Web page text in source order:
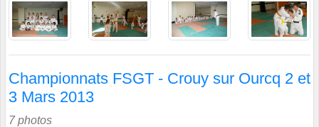
Championnats FSGT - Crouy sur Ourcq 2 et
3 Mars 2013
7 photos